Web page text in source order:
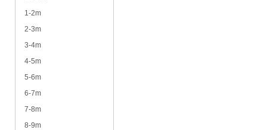
1-2m
2-3m
3-4m
4-5m
5-6m
6-7m
7-8m
8-9m